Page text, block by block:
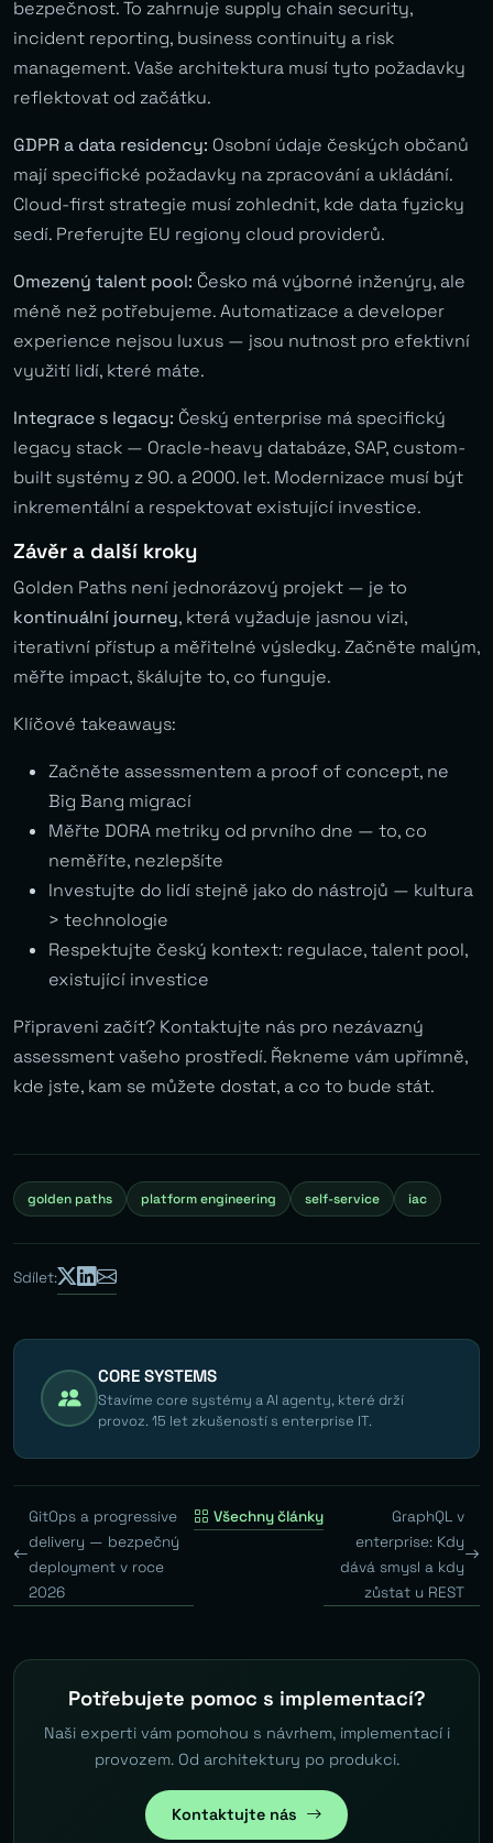
bezpečnost. To zahrnuje supply chain security,
incident reporting, business continuity a risk
management. Vaše architektura musí tyto požadavky
reflektovat od začátku.
GDPR a data residency: Osobní údaje českých občanů
mají specifické požadavky na zpracování a ukládání.
Cloud-first strategie musí zohlednit, kde data fyzicky
sedí. Preferujte EU regiony cloud providerů.
Omezený talent pool: Česko má výborné inženýry, ale
méně než potřebujeme. Automatizace a developer
experience nejsou luxus — jsou nutnost pro efektivní
využití lidí, které máte.
Integrace s legacy: Český enterprise má specifický
legacy stack — Oracle-heavy databáze, SAP, custom-
built systémy z 90. a 2000. let. Modernizace musí být
inkrementální a respektovat existující investice.
Závěr a další kroky
Golden Paths není jednorázový projekt — je to
kontinuální journey, která vyžaduje jasnou vizi,
iterativní přístup a měřitelné výsledky. Začněte malým,
měřte impact, škálujte to, co funguje.
Klíčové takeaways:
Začněte assessmentem a proof of concept, ne
Big Bang migrací
Měřte DORA metriky od prvního dne — to, co
neměříte, nezlepšíte
Investujte do lidí stejně jako do nástrojů — kultura
> technologie
Respektujte český kontext: regulace, talent pool,
existující investice
Připraveni začít? Kontaktujte nás pro nezávazný
assessment vašeho prostředí. Řekneme vám upřímně,
kde jste, kam se můžete dostat, a co to bude stát.
golden paths platform engineering self-service iac
Sdílet:
CORE SYSTEMS
Stavíme core systémy a AI agenty, které drží
provoz. 15 let zkušeností s enterprise IT.
GitOps a progressive
delivery — bezpečný
deployment v roce
2026
Všechny články
GraphQL v
enterprise: Kdy
dává smysl a kdy
zůstat u REST
Potřebujete pomoc s implementací?
Naši experti vám pomohou s návrhem, implementací i
provozem. Od architektury po produkci.
Kontaktujte nás